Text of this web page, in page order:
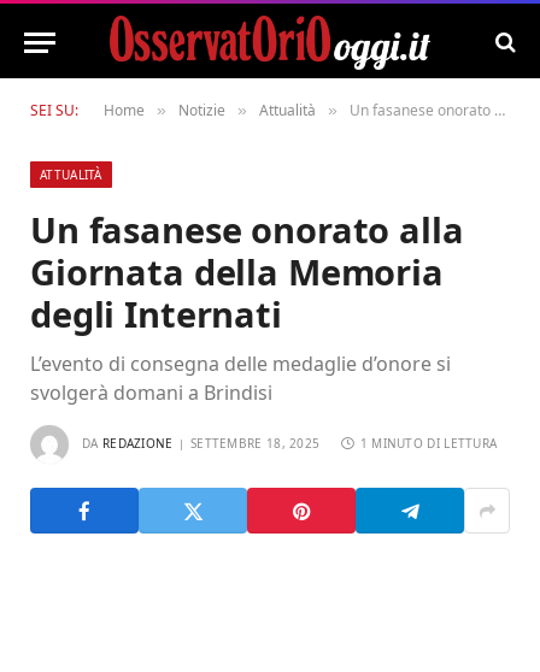
SEI SU: Home » Notizie » Attualità » Un fasanese onorato alla Giornata della Memoria degli Internati
ATTUALITÀ
Un fasanese onorato alla
Giornata della Memoria
degli Internati
L’evento di consegna delle medaglie d’onore si
svolgerà domani a Brindisi
DA REDAZIONE SETTEMBRE 18, 2025 1 MINUTO DI LETTURA